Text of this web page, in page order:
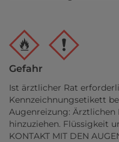
Gefahr
Ist ärztlicher Rat
Kennzeichnungsetikett
Augenreizung:
hinzuziehen. Flüssigkeit
KONTAKT MIT DEN